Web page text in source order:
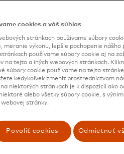
sa teší na novú kartu so
v hotovosti ani žiadať
stresujúcim otázkam
vždy existovalo riešenie,“
starostí. Nestarať sa o
vyrovnať váhy.“
cookies a váš súhlas
stránkach používame súbory
meranie výkonu, lepšie pochopenie
používame súbory cookie aj na
na tejto a iných webových stránkach.
súbory cookie používame na tejto
kedykoľvek zmeniť prostredníctvom
niektorých stránkach je k dispozícii ako
alebo všetky súbory cookie, s
stránky.
Povoliť cookies Odmietnuť